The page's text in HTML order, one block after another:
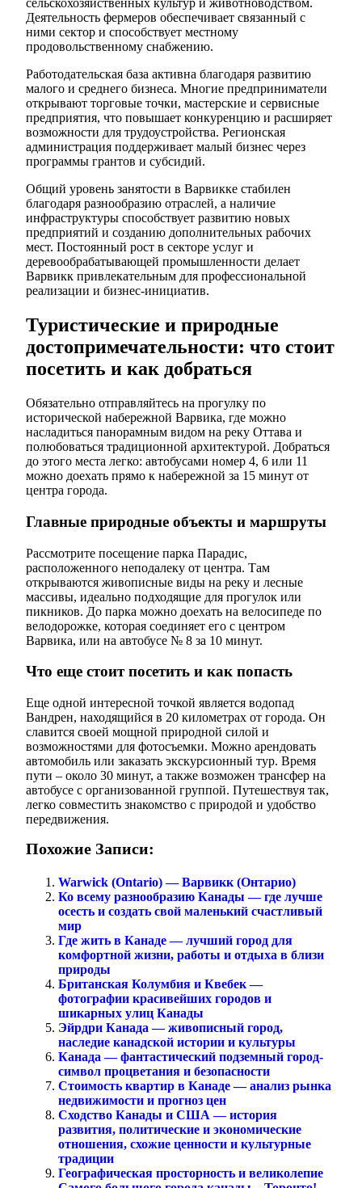
сельскохозяйственных культур и животноводством.
Деятельность фермеров обеспечивает связанный с
ними сектор и способствует местному
продовольственному снабжению.
Работодательская база активна благодаря развитию
малого и среднего бизнеса. Многие предприниматели
открывают торговые точки, мастерские и сервисные
предприятия, что повышает конкуренцию и расширяет
возможности для трудоустройства. Регионская
администрация поддерживает малый бизнес через
программы грантов и субсидий.
Общий уровень занятости в Варвикке стабилен
благодаря разнообразию отраслей, а наличие
инфраструктуры способствует развитию новых
предприятий и созданию дополнительных рабочих
мест. Постоянный рост в секторе услуг и
деревообрабатывающей промышленности делает
Варвикк привлекательным для профессиональной
реализации и бизнес-инициатив.
Туристические и природные
достопримечательности: что стоит
посетить и как добраться
Обязательно отправляйтесь на прогулку по
исторической набережной Варвика, где можно
насладиться панорамным видом на реку Оттава и
полюбоваться традиционной архитектурой. Добраться
до этого места легко: автобусами номер 4, 6 или 11
можно доехать прямо к набережной за 15 минут от
центра города.
Главные природные объекты и маршруты
Рассмотрите посещение парка Парадис,
расположенного неподалеку от центра. Там
открываются живописные виды на реку и лесные
массивы, идеально подходящие для прогулок или
пикников. До парка можно доехать на велосипеде по
велодорожке, которая соединяет его с центром
Варвика, или на автобусе № 8 за 10 минут.
Что еще стоит посетить и как попасть
Еще одной интересной точкой является водопад
Вандрен, находящийся в 20 километрах от города. Он
славится своей мощной природной силой и
возможностями для фотосъемки. Можно арендовать
автомобиль или заказать экскурсионный тур. Время
пути – около 30 минут, а также возможен трансфер на
автобусе с организованной группой. Путешествуя так,
легко совместить знакомство с природой и удобство
передвижения.
Похожие Записи:
Warwick (Ontario) — Варвикк (Онтарио)
Ко всему разнообразию Канады — где лучше
осесть и создать свой маленький счастливый
мир
Где жить в Канаде — лучший город для
комфортной жизни, работы и отдыха в близи
природы
Британская Колумбия и Квебек —
фотографии красивейших городов и
шикарных улиц Канады
Эйрдри Канада — живописный город,
наследие канадской истории и культуры
Канада — фантастический подземный город-
символ процветания и безопасности
Стоимость квартир в Канаде — анализ рынка
недвижимости и прогноз цен
Сходство Канады и США — история
развития, политические и экономические
отношения, схожие ценности и культурные
традиции
Географическая просторность и великолепие